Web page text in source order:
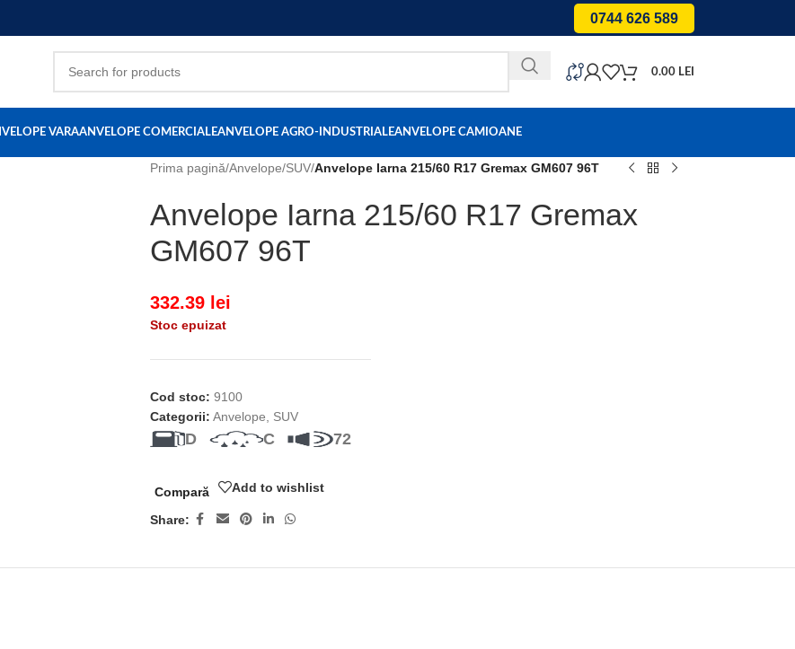
0744 626 589
0.00 LEI
VARAANVELOPE COMERCIALEANVELOPE AGRO-INDUSTRIALEANVELOPE CAMIOANE
Prima pagină/Anvelope/SUV/Anvelope Iarna 215/60 R17 Gremax GM607 96T
Anvelope Iarna 215/60 R17 Gremax
GM607 96T
332.39 lei
Stoc epuizat
Cod stoc: 9100
Categorii: Anvelope SUV
D C 72
Compară Add to wishlist
Share: